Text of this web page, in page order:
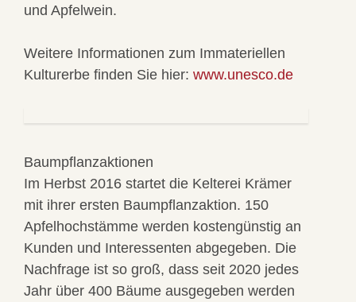
und Apfelwein.
Weitere Informationen zum Immateriellen
Kulturerbe finden Sie hier: www.unesco.de
Baumpflanzaktionen
Im Herbst 2016 startet die Kelterei Krämer
mit ihrer ersten Baumpflanzaktion. 150
Apfelhochstämme werden kostengünstig an
Kunden und Interessenten abgegeben. Die
Nachfrage ist so groß, dass seit 2020 jedes
Jahr über 400 Bäume ausgegeben werden